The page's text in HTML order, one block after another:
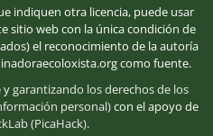
indiquen otra licencia, puede usar
sitio web con la única condición de
el reconocimiento de la autoría
como fuente.
ygarantizando los derechos de los
personal)con el apoyo de
(PicaHack).